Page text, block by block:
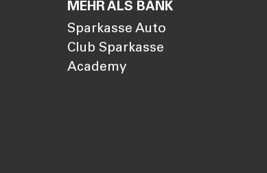
MEHR ALS BANK
Sparkasse Auto
Club Sparkasse
Academy